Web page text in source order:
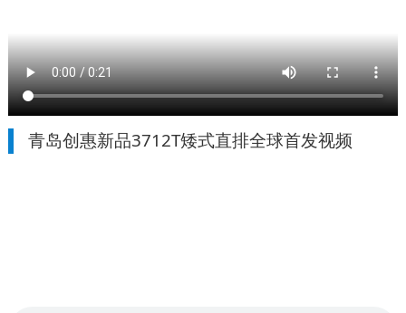
青岛创惠新品3712T矮式直排全球首发视频